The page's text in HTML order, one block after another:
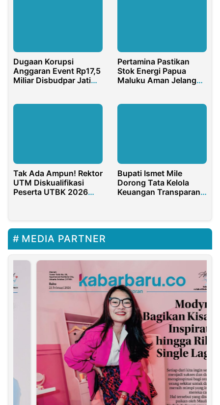
Dugaan Korupsi
Anggaran Event Rp17,5
Miliar Disbudpar Jatim,
Kadis
Pertamina Pastikan
Stok Energi Papua
Maluku Aman Jelang
Tak Ada Ampun! Rektor
UTM Diskualifikasi
Peserta UTBK 2026
Bupati Ismet Mile
Dorong Tata Kelola
Keuangan Transparan
MEDIA PARTNER